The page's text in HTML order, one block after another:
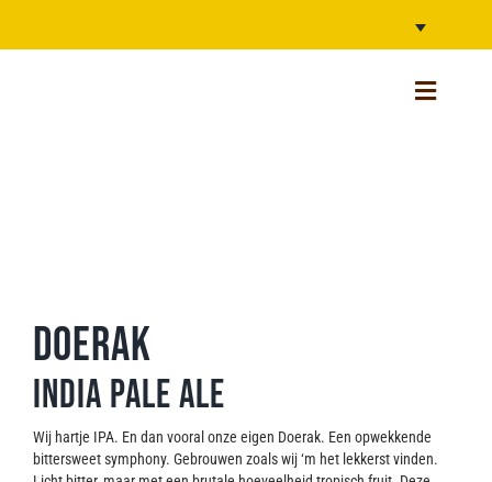
inhoud
Toggle
Bar
Van Moll Fest
Over Ons
Doerak
India Pale Ale
Wij hartje IPA. En dan vooral onze eigen Doerak. Een opwekkende
bittersweet symphony. Gebrouwen zoals wij ‘m het lekkerst vinden.